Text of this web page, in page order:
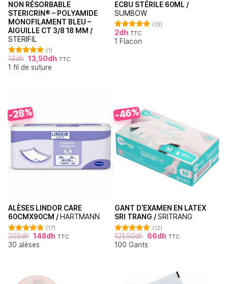
NON RÉSORBABLE
STERICRIN® – POLYAMIDE
MONOFILAMENT BLEU –
AIGUILLE CT 3/8 18 MM /
STERIFIL
Note
5.00
sur 5
(1)
18dh 13,50dh TTC
1 fil de suture
ECBU STÉRILE 60ML /
SUMBOW
Note 4.92
sur 5
(13)
2dh TTC
1 Flacon
-28%
ALÈSES LINDOR CARE
60CMX90CM / HARTMANN
Note4.76
sur 5
(17)
205dh 148dh TTC
30 alèses
-46%
GANT D’EXAMEN EN LATEX
SRI TRANG /SRITRANG
Note4.67
sur 5
(12)
121,50dh 66dh TTC
100 Gants